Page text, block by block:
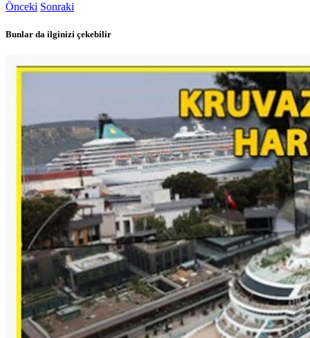
Önceki Sonraki
Bunlar da ilginizi çekebilir